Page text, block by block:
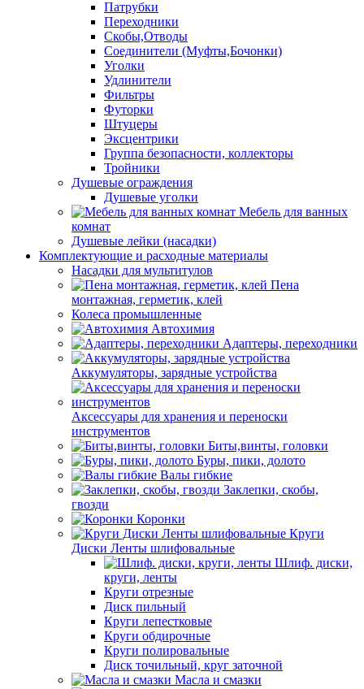
Патрубки
Переходники
Скобы,Отводы
Соединители (Муфты,Бочонки)
Уголки
Удлинители
Фильтры
Футорки
Штуцеры
Эксцентрики
Группа безопасности, коллекторы
Тройники
Душевые ограждения
Душевые уголки
Мебель для ванных
комнат
Душевые лейки (насадки)
Комплектующие и расходные материалы
Насадки для мультитулов
Пена
монтажная, герметик, клей
Колеса промышленные
Автохимия
Адаптеры, переходники
Аккумуляторы, зарядные устройства
Аксессуары для хранения и переноски
инструментов
Биты,винты, головки
Буры, пики, долото
Валы гибкие
Заклепки, скобы,
гвозди
Коронки
Круги
Диски Ленты шлифовальные
Шлиф. диски,
круги, ленты
Круги отрезные
Диск пильный
Круги лепестковые
Круги обдирочные
Круги полировальные
Диск точильный, круг заточной
Масла и смазки